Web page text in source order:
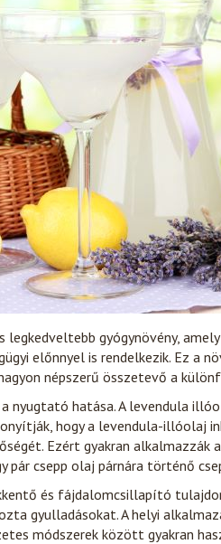
legkedveltebb gyógynövény,
előnnyel is rendelkezik. Ez a
népszerű összetevő a
nyugtató hatása. A levendula
hogy a levendula-illóolaj
Ezért gyakran alkalmazzák
csepp olaj párnára történő
és fájdalomcsillapító
gyulladásokat. A helyi
módszerek között gyakran